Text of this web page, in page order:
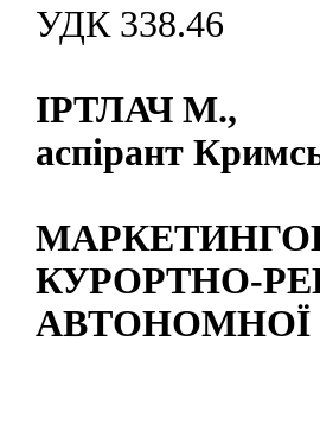
УДК 338.46
ІРТЛАЧ М.,
аспірант
КУРОРТНО-
АВТОНОМНОЇ